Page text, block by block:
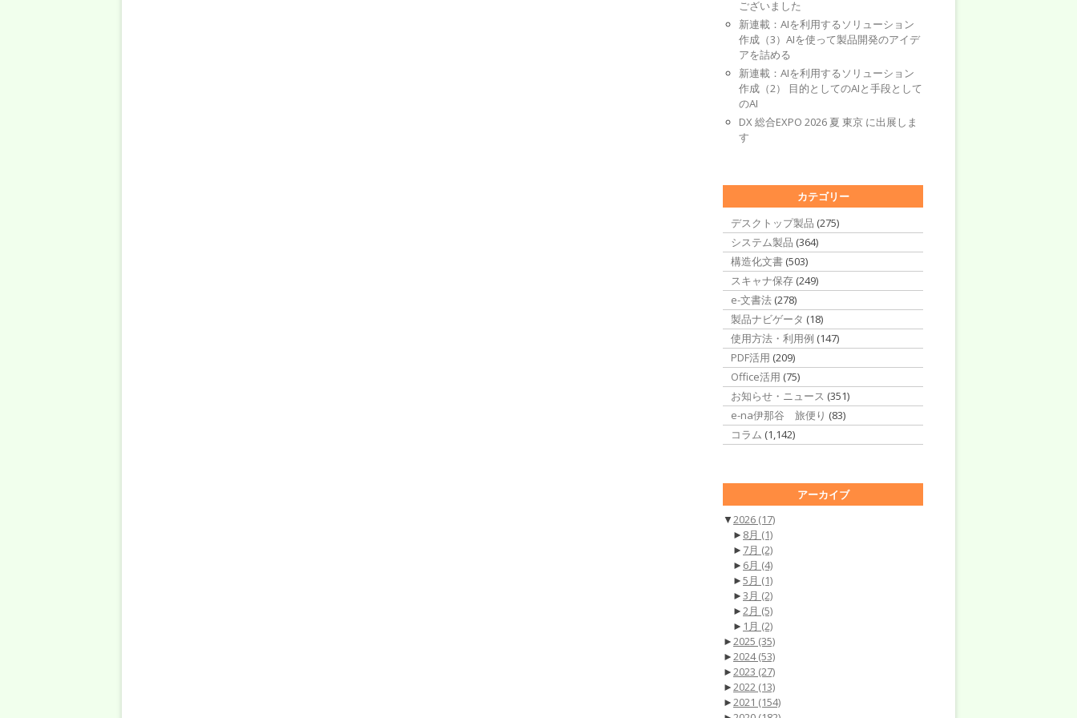
ございました
新連載：AIを利用するソリューション
作成（3）AIを使って製品開発のアイデ
アを詰める
新連載：AIを利用するソリューション
作成（2） 目的としてのAIと手段として
のAI
DX 総合EXPO 2026 夏 東京 に出展しま
す
カテゴリー
デスクトップ製品 (275)
システム製品 (364)
構造化文書 (503)
スキャナ保存 (249)
e-文書法 (278)
製品ナビゲータ (18)
使用方法・利用例 (147)
PDF活用 (209)
Office活用 (75)
お知らせ・ニュース (351)
e-na伊那谷 旅便り (83)
コラム (1,142)
アーカイブ
▼2026 (17)
► 8月 (1)
► 7月 (2)
► 6月 (4)
►5月 (1)
►3月 (2)
►2月 (5)
► 1月 (2)
►2025 (35)
►2024(53)
►2023 (27)
►2022 (13)
►2021 (154)